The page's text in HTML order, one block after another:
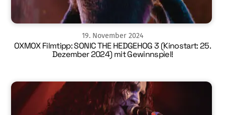
19. November 2024
OXMOX Filmtipp: SONIC THE HEDGEHOG 3 (Kinostart: 25.
Dezember 2024) mit Gewinnspiel!